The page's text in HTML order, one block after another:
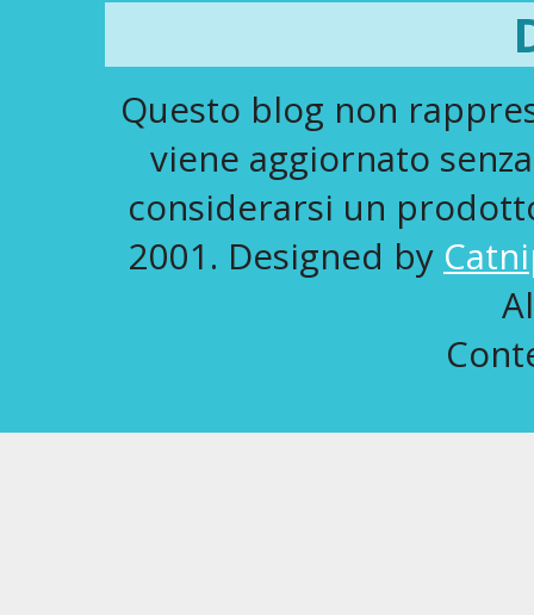
Questo blog non
viene aggiornato
considerarsi un
2001. Designed by